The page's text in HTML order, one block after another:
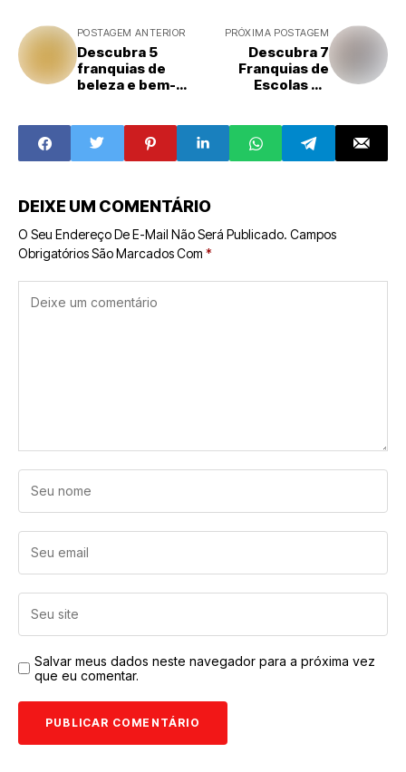
POSTAGEM ANTERIOR
Descubra 5
franquias de
beleza e bem-
faturamento de
até R$ 180 mil
mensais
PRÓXIMA POSTAGEM
Descubra 7
Franquias de
Escolas de
mil Mensais
DEIXE UM COMENTÁRIO
O Seu Endereço De E-Mail Não Será Publicado. Campos
Obrigatórios São Marcados Com *
Salvar meus dados neste navegador para a próxima vez
que eu comentar.